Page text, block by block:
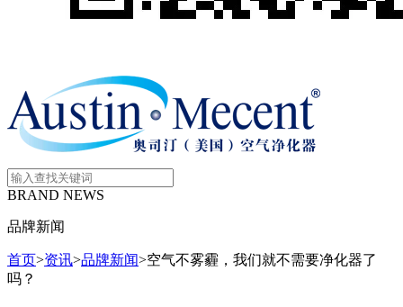
BRAND NEWS
品牌新闻
首页>资讯>品牌新闻>空气不雾霾，我们就不需要净化器了
吗？